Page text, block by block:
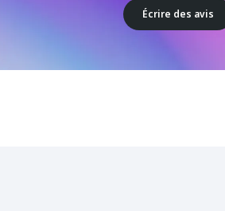
Écrire des avis